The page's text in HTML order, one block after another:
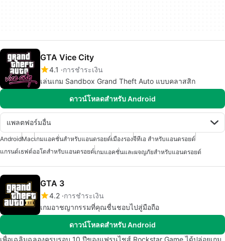
GTA Vice City
4.1
การชำระเงิน
เล่นเกม Sandbox Grand Theft Auto แบบคลาสสิก
ดาวน์โหลดสำหรับ Android
แพลตฟอร์มอื่น
AndroidMacเกมแอคชั่นสำหรับแอนดรอยด์เมืองรองจีทีเอ สำหรับแอนดรอยด์
แกรนด์เธฟต์ออโตสำหรับแอนดรอยด์เกมแอคชั่นและผจญภัยสำหรับแอนดรอยด์
GTA 3
4.2 การชำระเงิน
เกมอาชญากรรมที่คุณชื่นชอบไปสู่มือถือ
ดาวน์โหลดสำหรับ Android
เพื่อเฉลิมฉลองครบรอบ 10 ปีของแฟรนไชส์ Rockstar Game ได้ปล่อยเกม